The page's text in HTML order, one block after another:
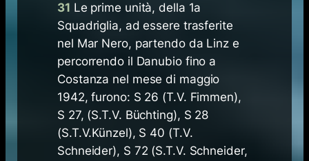
31 Le prime unità, della 1a
Squadriglia, ad essere trasferite
nel Mar Nero, partendo da Linz e
percorrendo il Danubio fino a
Costanza nel mese di maggio
1942, furono: S 26 (T.V. Fimmen),
S 27, (S.T.V. Büchting), S 28
(S.T.V.Künzel), S 40 (T.V.
Schneider), S 72 (S.T.V. Schneider,